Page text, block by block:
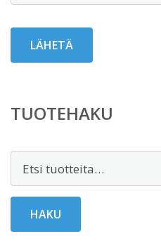
TUOTEHAKU
HAKU